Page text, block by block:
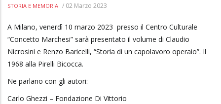
STORIA E MEMORIA / 02 Marzo 2023
A Milano, venerdì 10 marzo 2023 presso il Centro Culturale
“Concetto Marchesi” sarà presentato il volume di Claudio
Nicrosini e Renzo Baricelli, “Storia di un capolavoro operaio”. Il
1968 alla Pirelli Bicocca.
Ne parlano con gli autori:
Carlo Ghezzi – Fondazione Di Vittorio